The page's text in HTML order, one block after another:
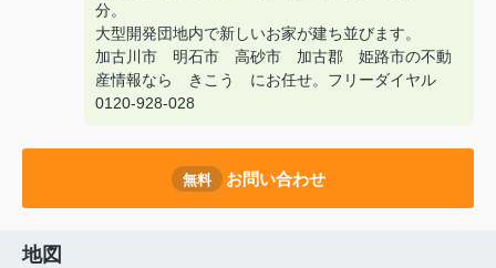
分。
大型開発団地内で新しいお家が建ち並びます。
加古川市 明石市 高砂市 加古郡 姫路市の不動
産情報なら きこう にお任せ。フリーダイヤル
0120-928-028
無料 お問い合わせ
地図